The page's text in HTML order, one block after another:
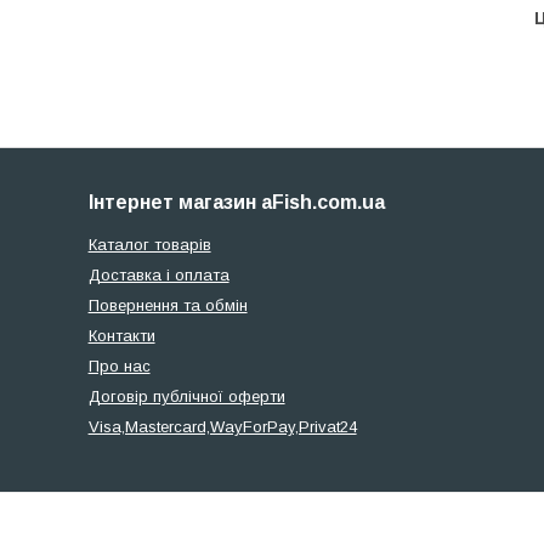
Інтернет магазин aFish.com.ua
Каталог товарів
Доставка і оплата
Повернення та обмін
Контакти
Про нас
Договір публічної оферти
Visa,Mastercard,WayForPay,Privat24